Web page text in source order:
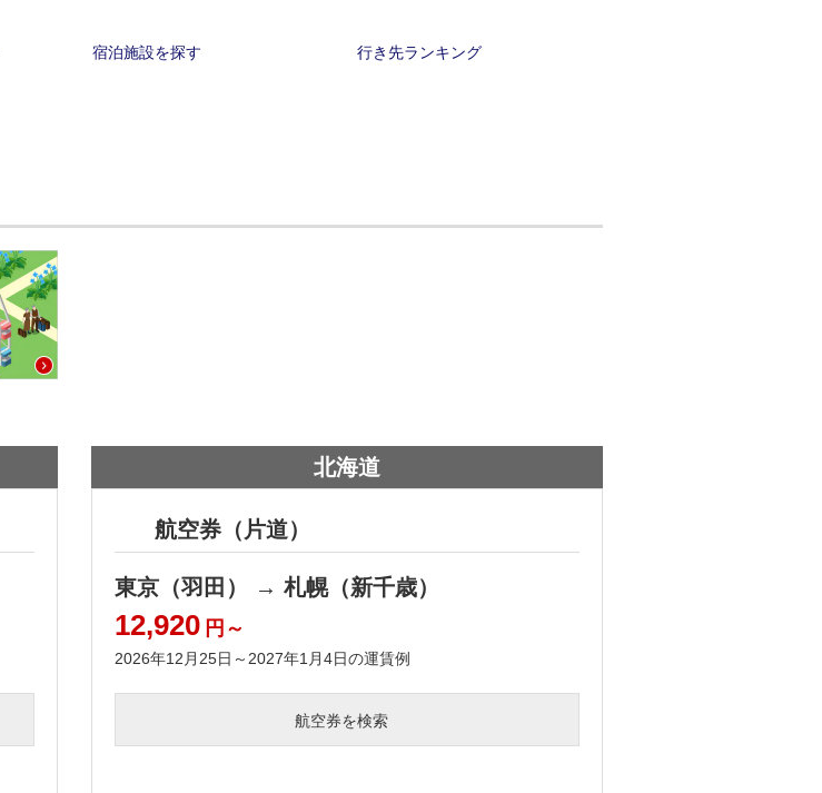
宿泊施設を探す 行き先ランキング
北海道
航空券（片道）
東京（羽田） → 札幌（新千歳）
12,920 円～
2026年12月25日～2027年1月4日の運賃例
航空券を検索